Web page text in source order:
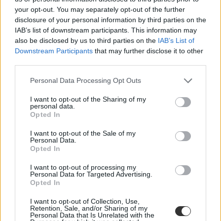
your opt-out. You may separately opt-out of the further
disclosure of your personal information by third parties on the
IAB’s list of downstream participants. This information may
also be disclosed by us to third parties on the IAB’s List of
Downstream Participants that may further disclose it to other
Personal Data Processing Opt Outs
I want to opt-out of the Sharing of my
personal data.
Opted In
I want to opt-out of the Sale of my
Personal Data.
Opted In
I want to opt-out of processing my
Personal Data for Targeted Advertising.
Opted In
I want to opt-out of Collection, Use,
Retention, Sale, and/or Sharing of my
Personal Data that Is Unrelated with the
Pályakezdőként nagyon sokan felteszik ezt a kérdést maguknak. De
vajon tényleg olyan nehéz feltölteni "tartalommal" egy CV-t?
Pályakezdés
Tóth Alexandra
5+1 jó tanács pályakezdőknek, hogy könnyebb
legyen az első munkahelyen
korábban huzamosabb ideig ugyanazon a helyen? Összeszedtünk
néhány jó tanácsot, amelyek pályakezdőként a hasznotokra
válhatnak.
Pályakezdés